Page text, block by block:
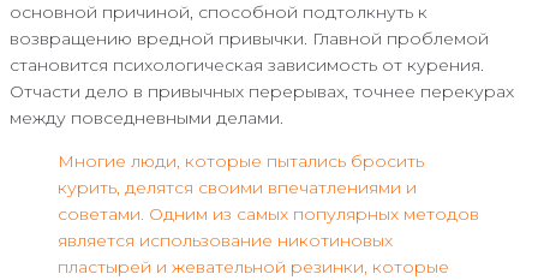
основной причиной, способной подтолкнуть к
возвращению вредной привычки. Главной проблемой
становится психологическая зависимость от курения.
Отчасти дело в привычных перерывах, точнее перекурах
между повседневными делами.
Многие люди, которые пытались бросить
курить, делятся своими впечатлениями и
советами. Одним из самых популярных методов
является использование никотиновых
пластырей и жевательной резинки, которые